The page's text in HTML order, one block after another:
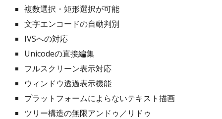
複数選択・矩形選択が可能
文字エンコードの自動判別
IVSへの対応
Unicodeの直接編集
フルスクリーン表示対応
ウィンドウ透過表示機能
プラットフォームによらないテキスト描画
ツリー構造の無限アンドゥ／リドゥ